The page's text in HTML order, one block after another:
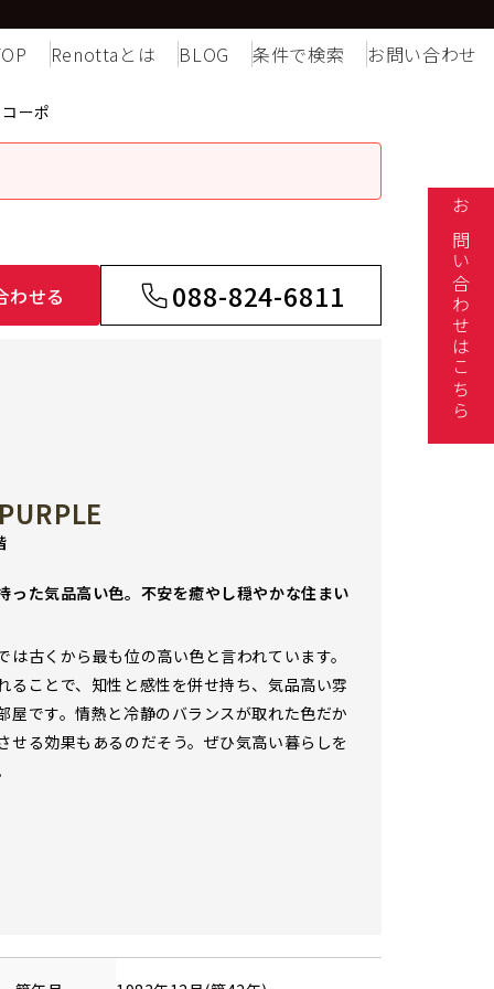
Renottaとは BLOG 条件で検索 お問い合わせ
ーポ
わせる 088-824-6811
った気品高い色。不安を癒やし穏やかな住まい
は古くから最も位の高い色と言われています。
ることで、知性と感性を併せ持ち、気品高い雰
屋です。情熱と冷静のバランスが取れた色だか
せる効果もあるのだそう。ぜひ気高い暮らしを
お問い合わせはこちら